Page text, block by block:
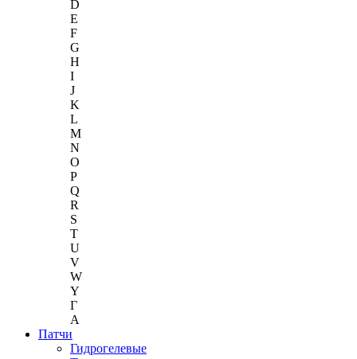
D
E
F
G
H
I
J
K
L
M
N
O
P
Q
R
S
T
U
V
W
Y
Г
A
Патчи
Гидрогелевые